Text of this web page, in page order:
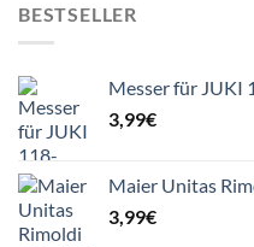
BESTSELLER
Messer für JUKI
3,99€
Maier Unitas
3,99€